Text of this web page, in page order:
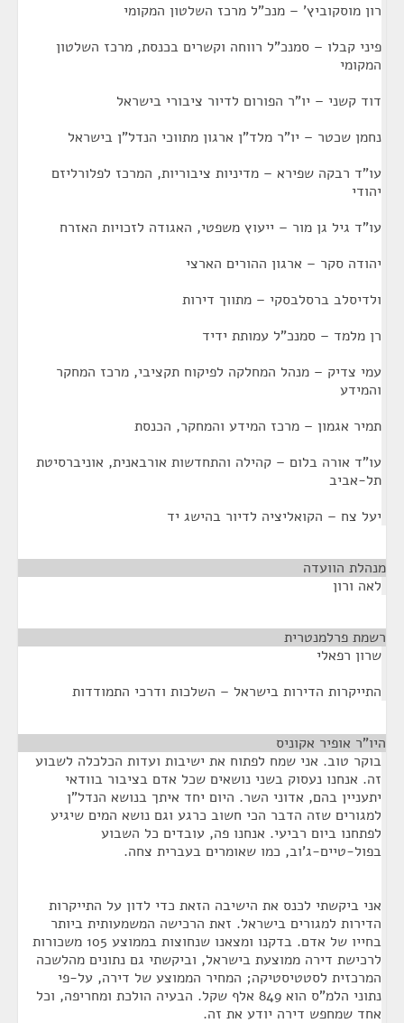
רון מוסקוביץ' – מנכ"ל מרכז השלטון המקומי
פיני קבלו – סמנכ"ל רווחה וקשרים בכנסת, מרכז השלטון
המקומי
דוד קשני – יו"ר הפורום לדיור ציבורי בישראל
נחמן שכטר – יו"ר מלד"ן ארגון מתווכי הנדל"ן בישראל
עו"ד רבקה שפירא – מדיניות ציבוריות, המרכז לפלורליזם
יהודי
עו"ד גיל גן מור – ייעוץ משפטי, האגודה לזכויות האזרח
יהודה סקר – ארגון ההורים הארצי
ולדיסלב ברסלבסקי – מתווך דירות
רן מלמד – סמנכ"ל עמותת ידיד
עמי צדיק – מנהל המחלקה לפיקוח תקציבי, מרכז המחקר
והמידע
תמיר אגמון – מרכז המידע והמחקר, הכנסת
עו"ד אורה בלום – קהילה והתחדשות אורבאנית, אוניברסיטת
תל-אביב
יעל צח – הקואליציה לדיור בהישג יד
מנהלת הוועדה
לאה ורון
רשמת פרלמנטרית
שרון רפאלי
התייקרות הדירות בישראל – השלכות ודרכי התמודדות
היו"ר אופיר אקוניס
בוקר טוב. אני שמח לפתוח את ישיבות ועדות הכלכלה לשבוע
זה. אנחנו נעסוק בשני נושאים שכל אדם בציבור בוודאי
יתעניין בהם, אדוני השר. היום יחד איתך בנושא הנדל"ן
למגורים שזה הדבר הכי חשוב כרגע וגם נושא המים שיגיע
לפתחנו ביום רביעי. אנחנו פה, עובדים כל השבוע
בפול-טיים-ג'וב, כמו שאומרים בעברית צחה.
אני ביקשתי לכנס את הישיבה הזאת כדי לדון על התייקרות
הדירות למגורים בישראל. זאת הרכישה המשמעותית ביותר
בחייו של אדם. בדקנו ומצאנו שנחוצות בממוצע 105 משכורות
לרכישת דירה ממוצעת בישראל, וביקשתי גם נתונים מהלשכה
המרכזית לסטטיסטיקה; המחיר הממוצע של דירה, על-פי
נתוני הלמ"ס הוא 849 אלף שקל. הבעיה הולכת ומחריפה, וכל
אחד שמחפש דירה יודע את זה.